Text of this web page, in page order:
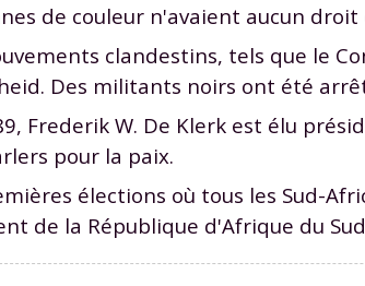
de couleur n'avaient aucun
clandestins, tels que le
Des militants noirs ont été
Frederik W. De Klerk est élu
pour la paix.
élections où tous les Sud-
de la République d'Afrique du